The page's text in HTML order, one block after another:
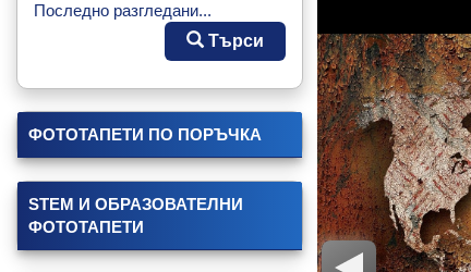
Последно разгледани...
Търси
ФОТОТАПЕТИ ПО ПОРЪЧКА
STEM И ОБРАЗОВАТЕЛНИ
ФОТОТАПЕТИ